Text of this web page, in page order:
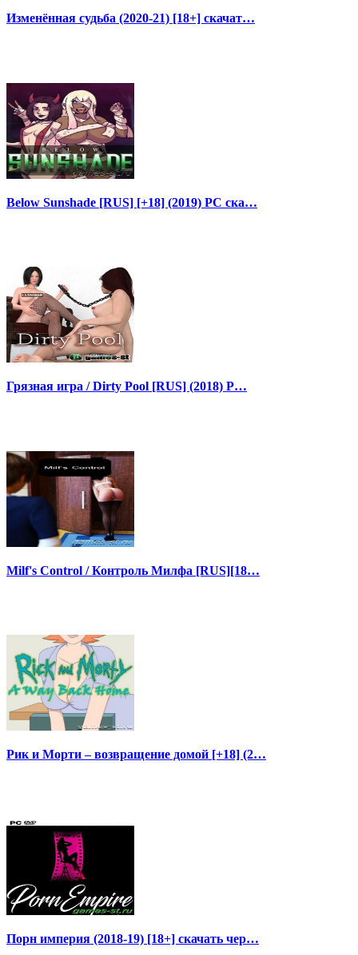
Изменённая судьба (2020-21) [18+] скачат…
Below Sunshade [RUS] [+18] (2019) PC ска…
Грязная игра / Dirty Pool [RUS] (2018) P…
Milf's Control / Контроль Милфа [RUS][18…
Рик и Морти – возвращение домой [+18] (2…
Порн империя (2018-19) [18+] скачать чер…